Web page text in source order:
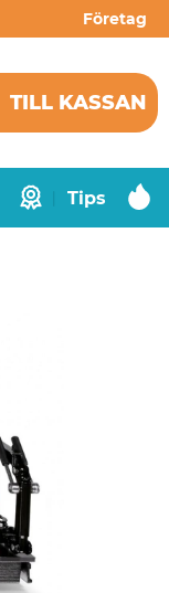
Företag
TILL KASSAN
Tips